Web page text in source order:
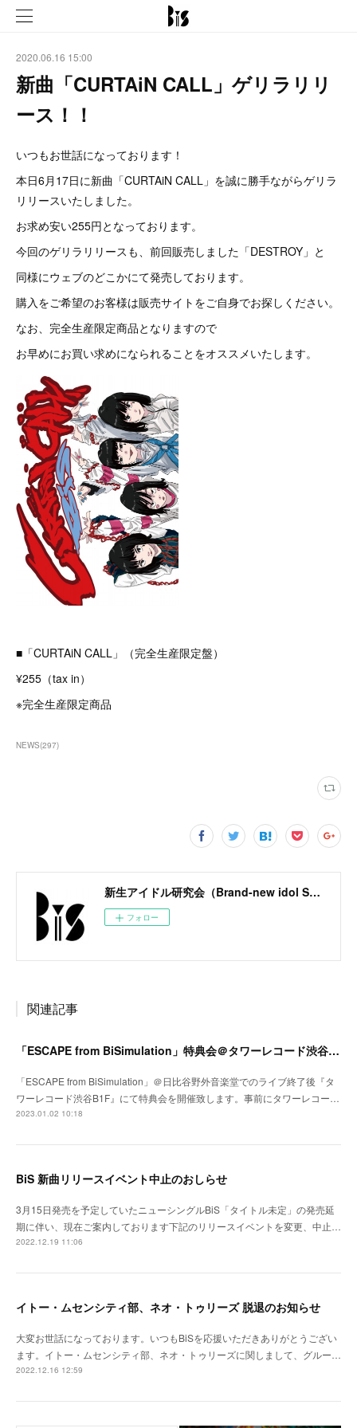
2020.06.16 15:00
新曲「CURTAiN CALL」ゲリラリリ
ース！！
いつもお世話になっております！
本日6月17日に新曲「CURTAiN CALL」を誠に勝手ながらゲリラ
リリースいたしました。
お求め安い255円となっております。
今回のゲリラリリースも、前回販売しました「DESTROY」と
同様にウェブのどこかにて発売しております。
購入をご希望のお客様は販売サイトをご自身でお探しください。
なお、完全生産限定商品となりますので
お早めにお買い求めになられることをオススメいたします。
■「CURTAiN CALL」（完全生産限定盤）
¥255（tax in）
※完全生産限定商品
NEWS(297)
新生アイドル研究会（Brand-new idol Society）公式サイト / BiS OFFICIAL SITE
フォロー
関連記事
「ESCAPE from BiSimulation」特典会＠タワーレコード渋谷B1F開催決定のお知らせ
「ESCAPE from BiSimulation」＠日比谷野外音楽堂でのライブ終了後『タ
ワーレコード渋谷B1F』にて特典会を開催致します。事前にタワーレコー…
2023.01.02 10:18
BiS 新曲リリースイベント中止のおしらせ
3月15日発売を予定していたニューシングルBiS「タイトル未定」の発売延
期に伴い、現在ご案内しております下記のリリースイベントを変更、中止…
2022.12.19 11:06
イトー・ムセンシティ部、ネオ・トゥリーズ 脱退のお知らせ
大変お世話になっております。いつもBiSを応援いただきありがとうござい
ます。イトー・ムセンシティ部、ネオ・トゥリーズに関しまして、グルー…
2022.12.16 12:59